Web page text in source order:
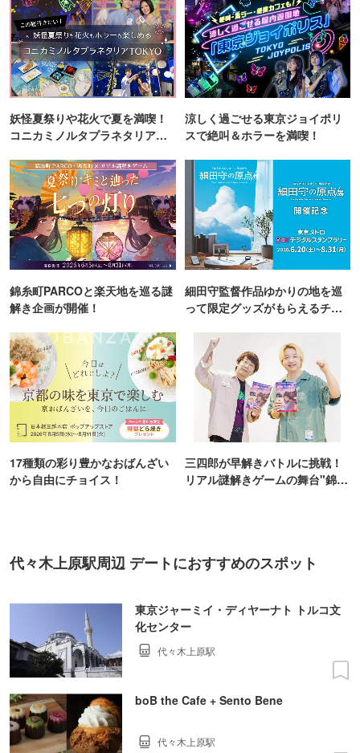
妖怪夏祭りや花火で夏を満喫！
コニカミノルタプラネタリア
涼しく過ごせる東京ジョイポリ
スで絶叫＆ホラーを満喫！
錦糸町PARCOと楽天地を巡る謎
解き企画が開催！
細田守監督作品ゆかりの地を巡
って限定グッズがもらえるチャ
17種類の彩り豊かなおばんざい
から自由にチョイス！
三四郎が早解きバトルに挑戦！
リアル謎解きゲームの舞台"錦糸
代々木上原駅周辺 デートにおすすめのスポット
東京ジャーミイ・ディヤーナト トルコ文
化センター
代々木上原駅
boB the Cafe + Sento Bene
代々木上原駅